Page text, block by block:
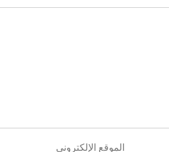
الموقع الإلكتروني